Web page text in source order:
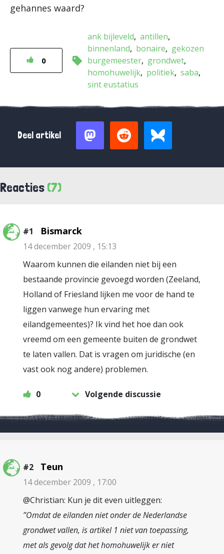
gehannes waard?
0
ank bijleveld antillen
binnenland
bonaire
gekozen
burgemeester grondwet
homohuwelijk politiek saba
sint eustatius
Deel artikel
Reacties (7)
#1 Bismarck
14 december 2009 , 15:13
Waarom kunnen die eilanden niet bij een
bestaande provincie gevoegd worden (Zeeland,
Holland of Friesland lijken me voor de hand te
liggen vanwege hun ervaring met
eilandgemeentes)? Ik vind het hoe dan ook
vreemd om een gemeente buiten de grondwet
te laten vallen. Dat is vragen om juridische (en
vast ook nog andere) problemen.
0 Volgende discussie
#2 Teun
14 december 2009 , 17:00
@Christian: Kun je dit even uitleggen:
”Omdat de eilanden niet onder de Nederlandse
grondwet vallen, is artikel 1 niet van toepassing,
met als gevolg dat het homohuwelijk er niet